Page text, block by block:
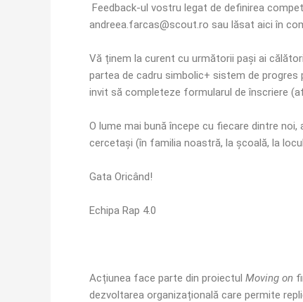
Feedback-ul vostru legat de definirea
andreea.farcas@scout.ro sau lăsat aici în
Vă ținem la curent cu următorii pași ai
partea de cadru simbolic+ sistem de
invit să completeze formularul de înscriere
O lume mai bună începe cu fiecare dintre
cercetași (în familia noastră, la școală, la
Gata Oricând!
Echipa Rap 4.0
Acțiunea face parte din proiectul Moving on
dezvoltarea organizațională care permite